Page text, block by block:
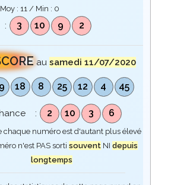
: 11/ Min : 0
: 3 10 9 2
ausamedi 11/07/2020
18 8 25 12 4 45
: 2 10 3 6
chaque numéro est d'autant plus élevé
n'est PAS sortisouvent NIdepuis
longtemps